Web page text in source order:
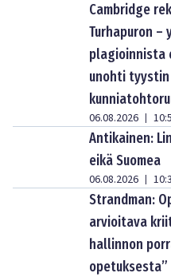
Cambridge
Turhapuron
plagioinnista
unohti
06.08.2026 |
Antikainen:
eikä Suomea
06.08.2026 |
Strandman:
arvioitava
hallinnon
opetuksesta”